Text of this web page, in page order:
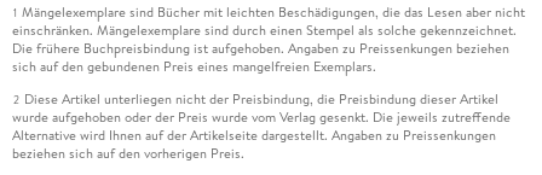
1 Mängelexemplare sind Bücher mit leichten Beschädigungen, die das Lesen aber nicht
einschränken. Mängelexemplare sind durch einen Stempel als solche gekennzeichnet.
Die frühere Buchpreisbindung ist aufgehoben. Angaben zu Preissenkungen beziehen
sich auf den gebundenen Preis eines mangelfreien Exemplars.
2 Diese Artikel unterliegen nicht der Preisbindung, die Preisbindung dieser Artikel
wurde aufgehoben oder der Preis wurde vom Verlag gesenkt. Die jeweils zutreffende
Alternative wird Ihnen auf der Artikelseite dargestellt. Angaben zu Preissenkungen
beziehen sich auf den vorherigen Preis.